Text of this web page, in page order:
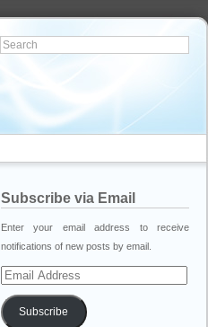
Subscribe via Email
Enter your email address to receive
notifications of new posts by email.
Email
Address
Subscribe